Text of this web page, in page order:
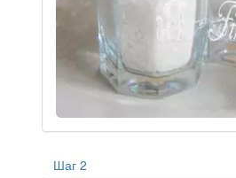
Шаг 2